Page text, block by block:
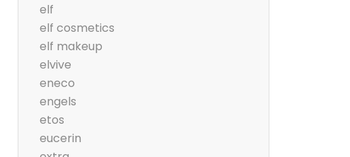
elf
elf cosmetics
elf makeup
elvive
eneco
engels
etos
eucerin